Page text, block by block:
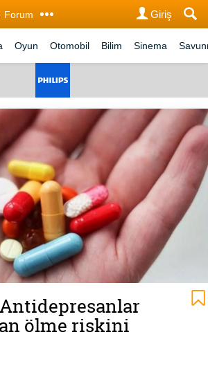
Forum Giriş
Oyun Otomobil Bilim Sinema
ölme riskini